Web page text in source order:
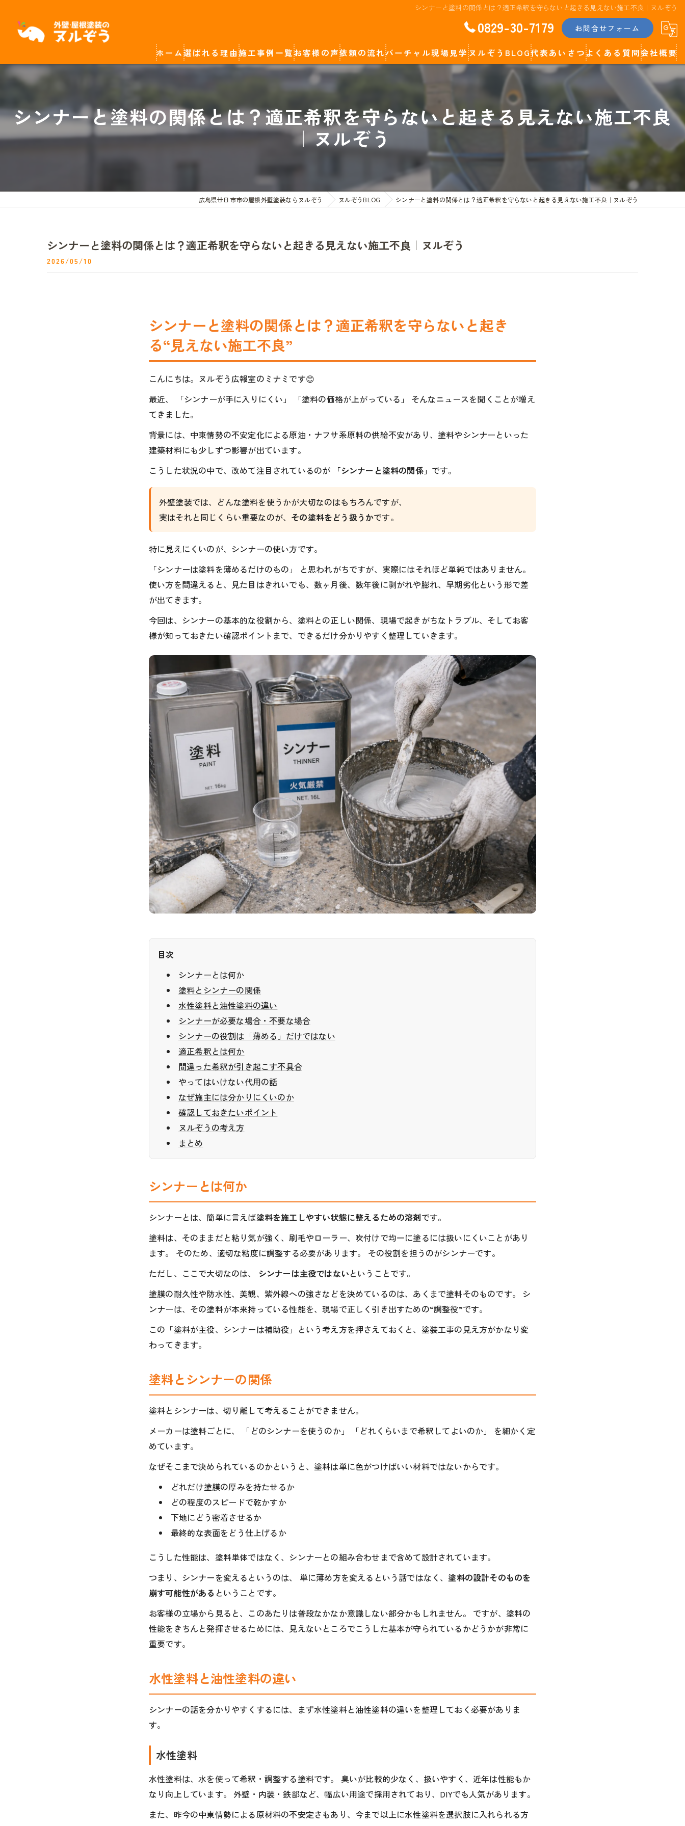
シンナーと塗料の関係とは？適正希釈を守らないと起きる見えない施工不良｜ヌルぞう
0829-30-7179 お問合せフォーム
ホーム選ばれる理由施工事例一覧
廿日市市の屋根外壁塗装
岩国市の屋根外壁塗装
広島市の屋根外壁塗装
お客様の声依頼の流れバーチャル現場見学ヌルぞうBLOG代表あいさつ
代表コラム
よくある質問会社概要
シンナーと塗料の関係とは？適正希釈を守らないと起きる見えない施工不良
｜ヌルぞう
広島県廿日市市の屋根外壁塗装ならヌルぞう ヌルぞうBLOG シンナーと塗料の関係とは？適正希釈を守らないと起きる見えない施工不良｜ヌルぞう
シンナーと塗料の関係とは？適正希釈を守らないと起きる見えない施工不良｜ヌルぞう
2026/05/10
シンナーと塗料の関係とは？適正希釈を守らないと起き
る“見えない施工不良”
こんにちは。ヌルぞう広報室のミナミです😊
最近、 「シンナーが手に入りにくい」 「塗料の価格が上がっている」 そんなニュースを聞くことが増え
てきました。
背景には、中東情勢の不安定化による原油・ナフサ系原料の供給不安があり、塗料やシンナーといった
建築材料にも少しずつ影響が出ています。
こうした状況の中で、改めて注目されているのが
「シンナーと塗料の関係」 です。
外壁塗装では、どんな塗料を使うかが大切なのはもちろんですが、
実はそれと同じくらい重要なのが、 その塗料をどう扱うかです。
特に見えにくいのが、シンナーの使い方です。
「シンナーは塗料を薄めるだけのもの」 と思われがちですが、実際にはそれほど単純ではありません。
使い方を間違えると、見た目はきれいでも、数ヶ月後、数年後に剥がれや膨れ、早期劣化という形で差
が出てきます。
今回は、シンナーの基本的な役割から、塗料との正しい関係、現場で起きがちなトラブル、そしてお客
様が知っておきたい確認ポイントまで、できるだけ分かりやすく整理していきます。
目次
シンナーとは何か
塗料とシンナーの関係
水性塗料と油性塗料の違い
シンナーが必要な場合・不要な場合
シンナーの役割は「薄める」だけではない
適正希釈とは何か
間違った希釈が引き起こす不具合
やってはいけない代用の話
なぜ施主には分かりにくいのか
確認しておきたいポイント
ヌルぞうの考え方
まとめ
シンナーとは何か
シンナーとは、簡単に言えば塗料を施工しやすい状態に整えるための溶剤です。
塗料は、そのままだと粘り気が強く、刷毛やローラー、吹付けで均一に塗るには扱いにくいことがあり
ます。 そのため、適切な粘度に調整する必要があります。 その役割を担うのがシンナーです。
ただし、ここで大切なのは、 シンナーは主役ではないということです。
塗膜の耐久性や防水性、美観、紫外線への強さなどを決めているのは、あくまで塗料そのものです。 シ
ンナーは、その塗料が本来持っている性能を、現場で正しく引き出すための“調整役”です。
この「塗料が主役、シンナーは補助役」という考え方を押さえておくと、塗装工事の見え方がかなり変
わってきます。
塗料とシンナーの関係
塗料とシンナーは、切り離して考えることができません。
メーカーは塗料ごとに、 「どのシンナーを使うのか」 「どれくらいまで希釈してよいのか」 を細かく定
めています。
なぜそこまで決められているのかというと、塗料は単に色がつけばいい材料ではないからです。
どれだけ塗膜の厚みを持たせるか
どの程度のスピードで乾かすか
下地にどう密着させるか
最終的な表面をどう仕上げるか
こうした性能は、塗料単体ではなく、シンナーとの組み合わせまで含めて設計されています。
つまり、シンナーを変えるというのは、 単に薄め方を変えるという話ではなく、 塗料の設計そのものを
崩す可能性がある ということです。
お客様の立場から見ると、このあたりは普段なかなか意識しない部分かもしれません。 ですが、塗料の
性能をきちんと発揮させるためには、見えないところでこうした基本が守られているかどうかが非常に
重要です。
水性塗料と油性塗料の違い
シンナーの話を分かりやすくするには、まず水性塗料と油性塗料の違いを整理しておく必要がありま
す。
水性塗料
水性塗料は、水を使って希釈・調整する塗料です。 臭いが比較的少なく、扱いやすく、近年は性能もか
なり向上しています。 外壁・内装・鉄部など、幅広い用途で採用されており、DIYでも人気があります。
また、昨今の中東情勢による原材料の不安定さもあり、今まで以上に水性塗料を選択肢に入れられる方